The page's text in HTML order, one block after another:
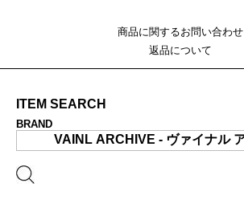
商品に関するお問い合わせ
返品について
ITEM SEARCH
BRAND